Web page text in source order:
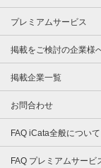
プレミアムサービス
掲載をご検討の企業様
掲載企業一覧
お問合わせ
FAQ iCata全般について
FAQ プレミアムサービ